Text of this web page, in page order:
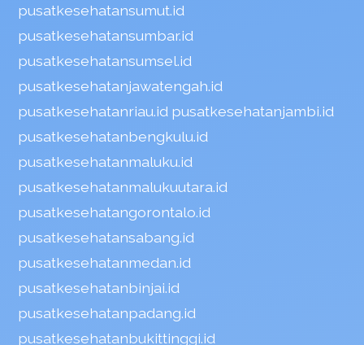
pusatkesehatansumut.id
pusatkesehatansumbar.id
pusatkesehatansumsel.id
pusatkesehatanjawatengah.id
pusatkesehatanriau.id pusatkesehatanjambi.id
pusatkesehatanbengkulu.id
pusatkesehatanmaluku.id
pusatkesehatanmalukuutara.id
pusatkesehatangorontalo.id
pusatkesehatansabang.id
pusatkesehatanmedan.id
pusatkesehatanbinjai.id
pusatkesehatanpadang.id
pusatkesehatanbukittinggi.id